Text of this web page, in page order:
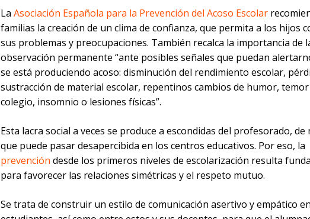
La Asociación Española para la Prevención del Acoso Escolar
familias la creación de un clima de confianza, que permita a los hijos
sus problemas y preocupaciones. También recalca la importancia de
observación permanente “ante posibles señales que puedan
se está produciendo acoso: disminución del rendimiento escolar,
sustracción de material escolar, repentinos cambios de humor,
colegio, insomnio o lesiones físicas”.
Esta lacra social a veces se produce a escondidas del profesorado, de
que puede pasar desapercibida en los centros educativos. Por eso, la
prevención desde los primeros niveles de escolarización resulta
para favorecer las relaciones simétricas y el respeto mutuo.
Se trata de construir un estilo de comunicación asertivo y empático